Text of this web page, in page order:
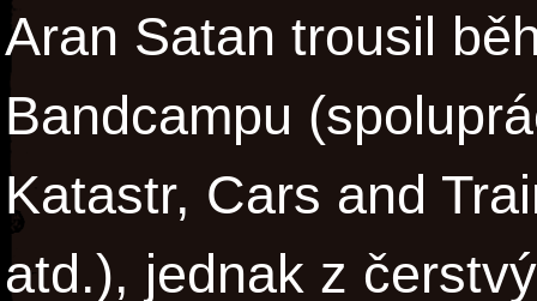
Aran Satan trousil
Bandcampu
Katastr, Cars and
atd.), jednak z